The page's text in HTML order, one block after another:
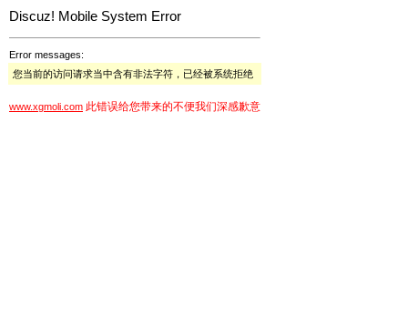
Discuz! Mobile System Error
Error messages:
您当前的访问请求当中含有非法字符，已经被系统拒绝
www.xgmoli.com 此错误给您带来的不便我们深感歉意